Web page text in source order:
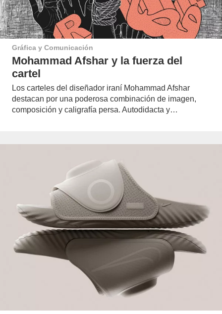
Gráfica y Comunicación
Mohammad Afshar y la fuerza del
cartel
Los carteles del diseñador iraní Mohammad Afshar
destacan por una poderosa combinación de imagen,
composición y caligrafía persa. Autodidacta y…